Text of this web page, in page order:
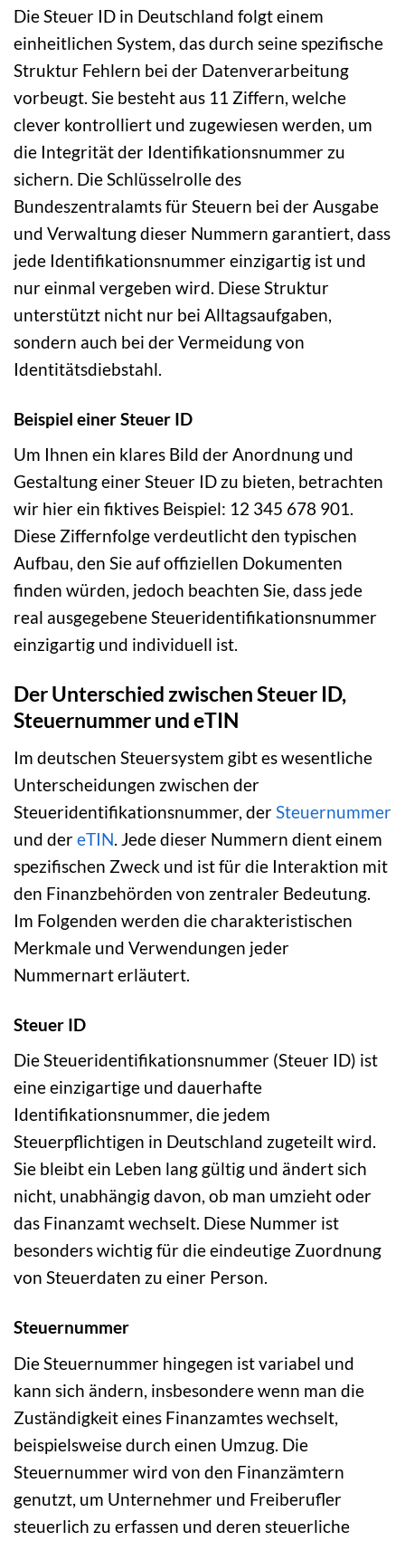
Die Steuer ID in Deutschland folgt einem
einheitlichen System, das durch seine spezifische
Struktur Fehlern bei der Datenverarbeitung
vorbeugt. Sie besteht aus 11 Ziffern, welche
clever kontrolliert und zugewiesen werden, um
die Integrität der Identifikationsnummer zu
sichern. Die Schlüsselrolle des
Bundeszentralamts für Steuern bei der Ausgabe
und Verwaltung dieser Nummern garantiert, dass
jede Identifikationsnummer einzigartig ist und
nur einmal vergeben wird. Diese Struktur
unterstützt nicht nur bei Alltagsaufgaben,
sondern auch bei der Vermeidung von
Identitätsdiebstahl.
Beispiel einer Steuer ID
Um Ihnen ein klares Bild der Anordnung und
Gestaltung einer Steuer ID zu bieten, betrachten
wir hier ein fiktives Beispiel: 12 345 678 901.
Diese Ziffernfolge verdeutlicht den typischen
Aufbau, den Sie auf offiziellen Dokumenten
finden würden, jedoch beachten Sie, dass jede
real ausgegebene Steueridentifikationsnummer
einzigartig und individuell ist.
Der Unterschied zwischen Steuer ID,
Steuernummer und eTIN
Im deutschen Steuersystem gibt es wesentliche
Unterscheidungen zwischen der
Steueridentifikationsnummer, derSteuernummer
und dereTIN. Jede dieser Nummern dient einem
spezifischen Zweck und ist für die Interaktion mit
den Finanzbehörden von zentraler Bedeutung.
Im Folgenden werden die charakteristischen
Merkmale und Verwendungen jeder
Nummernart erläutert.
Steuer ID
Die Steueridentifikationsnummer (Steuer ID) ist
eine einzigartige und dauerhafte
Identifikationsnummer, die jedem
Steuerpflichtigen in Deutschland zugeteilt wird.
Sie bleibt ein Leben lang gültig und ändert sich
nicht, unabhängig davon, ob man umzieht oder
das Finanzamt wechselt. Diese Nummer ist
besonders wichtig für die eindeutige Zuordnung
von Steuerdaten zu einer Person.
Steuernummer
Die Steuernummer hingegen ist variabel und
kann sich ändern, insbesondere wenn man die
Zuständigkeit eines Finanzamtes wechselt,
beispielsweise durch einen Umzug. Die
Steuernummer wird von den Finanzämtern
genutzt, um Unternehmer und Freiberufler
steuerlich zu erfassen und deren steuerliche